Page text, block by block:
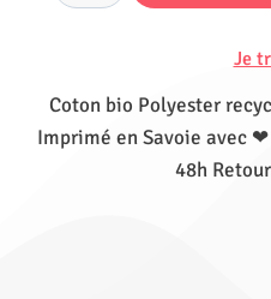
Je
Coton bio Polyester
Imprimé en Savoie avec
48h